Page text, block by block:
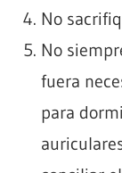
No
No
fuera
para